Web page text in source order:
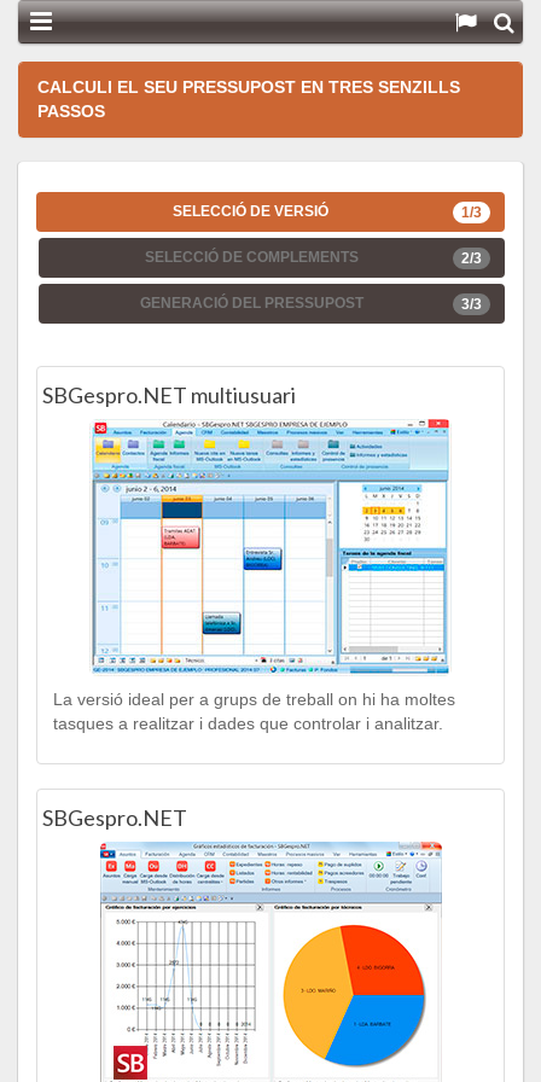
CALCULI EL SEU PRESSUPOST EN TRES SENZILLS
PASSOS
SELECCIÓ DE VERSIÓ 1/3
SELECCIÓ DE COMPLEMENTS 2/3
GENERACIÓ DEL PRESSUPOST 3/3
SBGespro.NET multiusuari
La versió ideal per a grups de treball on hi ha moltes
tasques a realitzar i dades que controlar i analitzar.
SBGespro.NET